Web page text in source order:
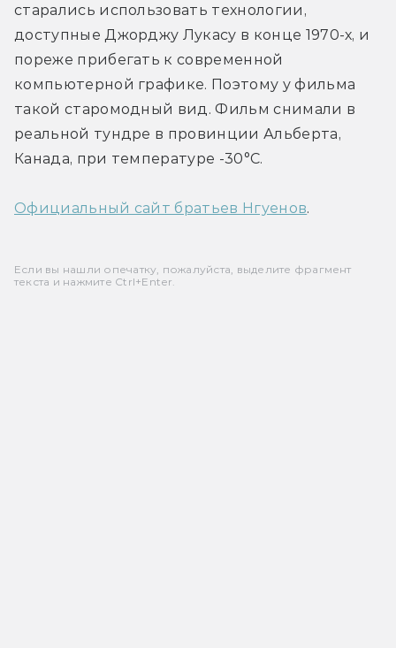
старались использовать технологии,
доступные Джорджу Лукасу в конце 1970-х, и
пореже прибегать к современной
компьютерной графике. Поэтому у фильма
такой старомодный вид. Фильм снимали в
реальной тундре в провинции Альберта,
Канада, при температуре -30°C.
Официальный сайт братьев Нгуенов.
Если вы нашли опечатку, пожалуйста, выделите фрагмент
текста и нажмите Ctrl+Enter.